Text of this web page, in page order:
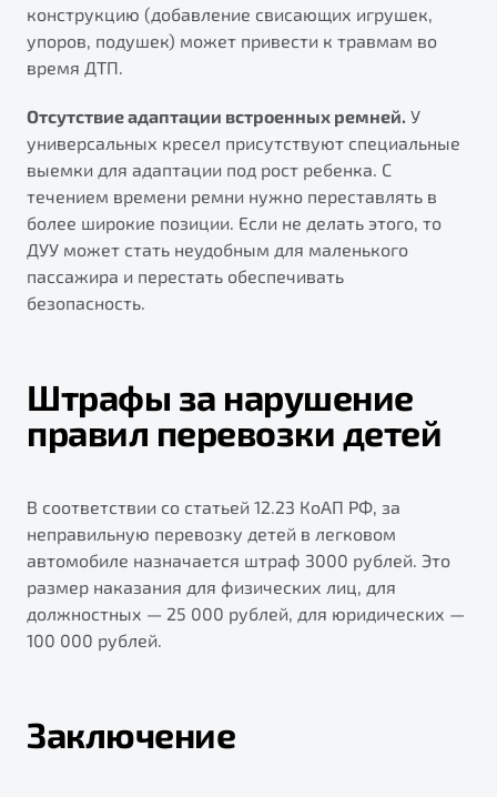
конструкцию (добавление свисающих игрушек,
упоров, подушек) может привести к травмам во
время ДТП.
Отсутствие адаптации встроенных ремней. У
универсальных кресел присутствуют специальные
выемки для адаптации под рост ребенка. С
течением времени ремни нужно переставлять в
более широкие позиции. Если не делать этого, то
ДУУ может стать неудобным для маленького
пассажира и перестать обеспечивать
безопасность.
Штрафы за нарушение
правил перевозки детей
В соответствии со статьей 12.23 КоАП РФ, за
неправильную перевозку детей в легковом
автомобиле назначается штраф 3000 рублей. Это
размер наказания для физических лиц, для
должностных — 25 000 рублей, для юридических —
100 000 рублей.
Заключение